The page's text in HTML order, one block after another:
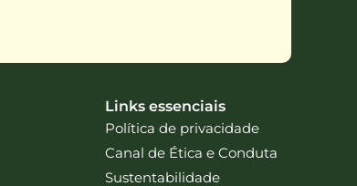
Links essenciais
Política de privacidade
Canal de Ética e Conduta
Sustentabilidade